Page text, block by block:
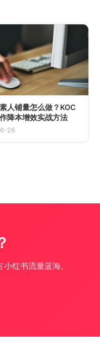
人铺量怎么做？KOC
降本增效实战方法
26
红书流量蓝海。